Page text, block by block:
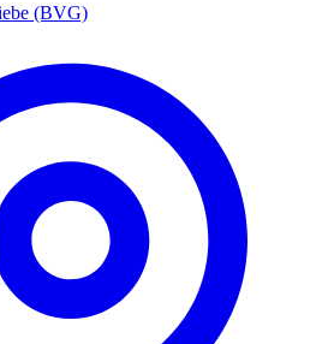
(BVG)